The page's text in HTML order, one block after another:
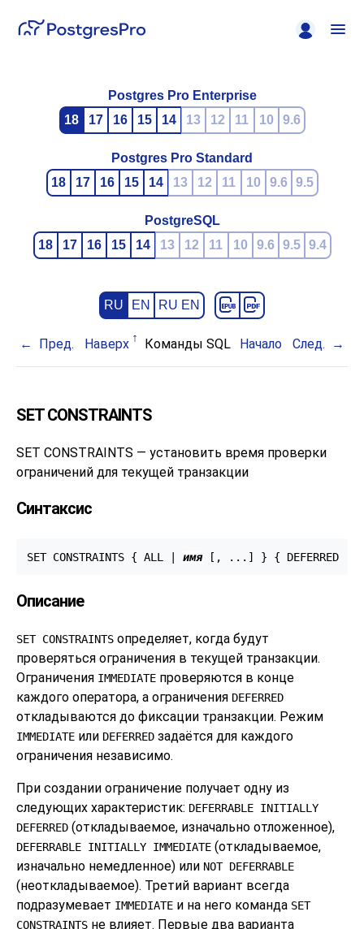
Postgres Pro Enterprise
18
17 16 15 14 13 12 11 10 9.6
Postgres Pro Standard
18
17 16 15 14 13 12 11 10 9.6 9.5
PostgreSQL
18
17 16 15 14 13 12 11 10 9.6 9.5 9.4
RU EN RU EN
Пред. Наверх Команды SQL Начало След.
SET CONSTRAINTS
SET CONSTRAINTS — установить время проверки
ограничений для текущей транзакции
Синтаксис
SET CONSTRAINTS { ALL | имя [, ...] } { DEFERRED |
Описание
SET CONSTRAINTS определяет, когда будут
проверяться ограничения в текущей транзакции.
Ограничения IMMEDIATE проверяются в конце
каждого оператора, а ограничения DEFERRED
откладываются до фиксации транзакции. Режим
IMMEDIATE или DEFERRED задаётся для каждого
ограничения независимо.
При создании ограничение получает одну из
следующих характеристик: DEFERRABLE INITIALLY
DEFERRED (откладываемое, изначально отложенное),
DEFERRABLE INITIALLY IMMEDIATE (откладываемое,
изначально немедленное) или NOT DEFERRABLE
(неоткладываемое). Третий вариант всегда
подразумевает IMMEDIATE и на него команда SET
CONSTRAINTS не влияет. Первые два варианта